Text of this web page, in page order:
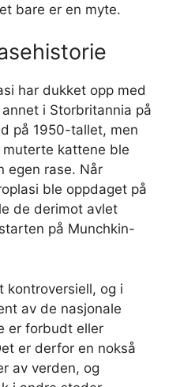
bare er en myte.
har dukket opp med
i Storbritannia på
på 1950-tallet, men
kattene ble
egen rase. Når
ble oppdaget på
de derimot avlet
på Munchkin-
kontroversiell, og i
av de nasjonale
er forbudt eller
er derfor en nokså
av verden, og